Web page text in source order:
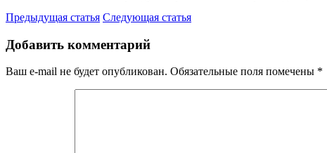
Предыдущая статья Следующая статья
Добавить комментарий
Ваш e-mail не будет опубликован. Обязательные поля помечены *